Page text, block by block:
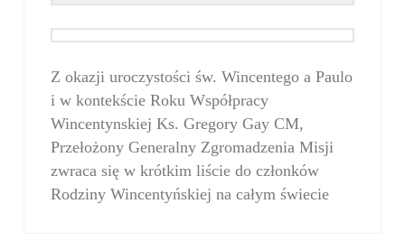
Z okazji uroczystości św. Wincentego a Paulo
i w kontekście Roku Współpracy
Wincentynskiej Ks. Gregory Gay CM,
Przełożony Generalny Zgromadzenia Misji
zwraca się w krótkim liście do członków
Rodziny Wincentyńskiej na całym świecie